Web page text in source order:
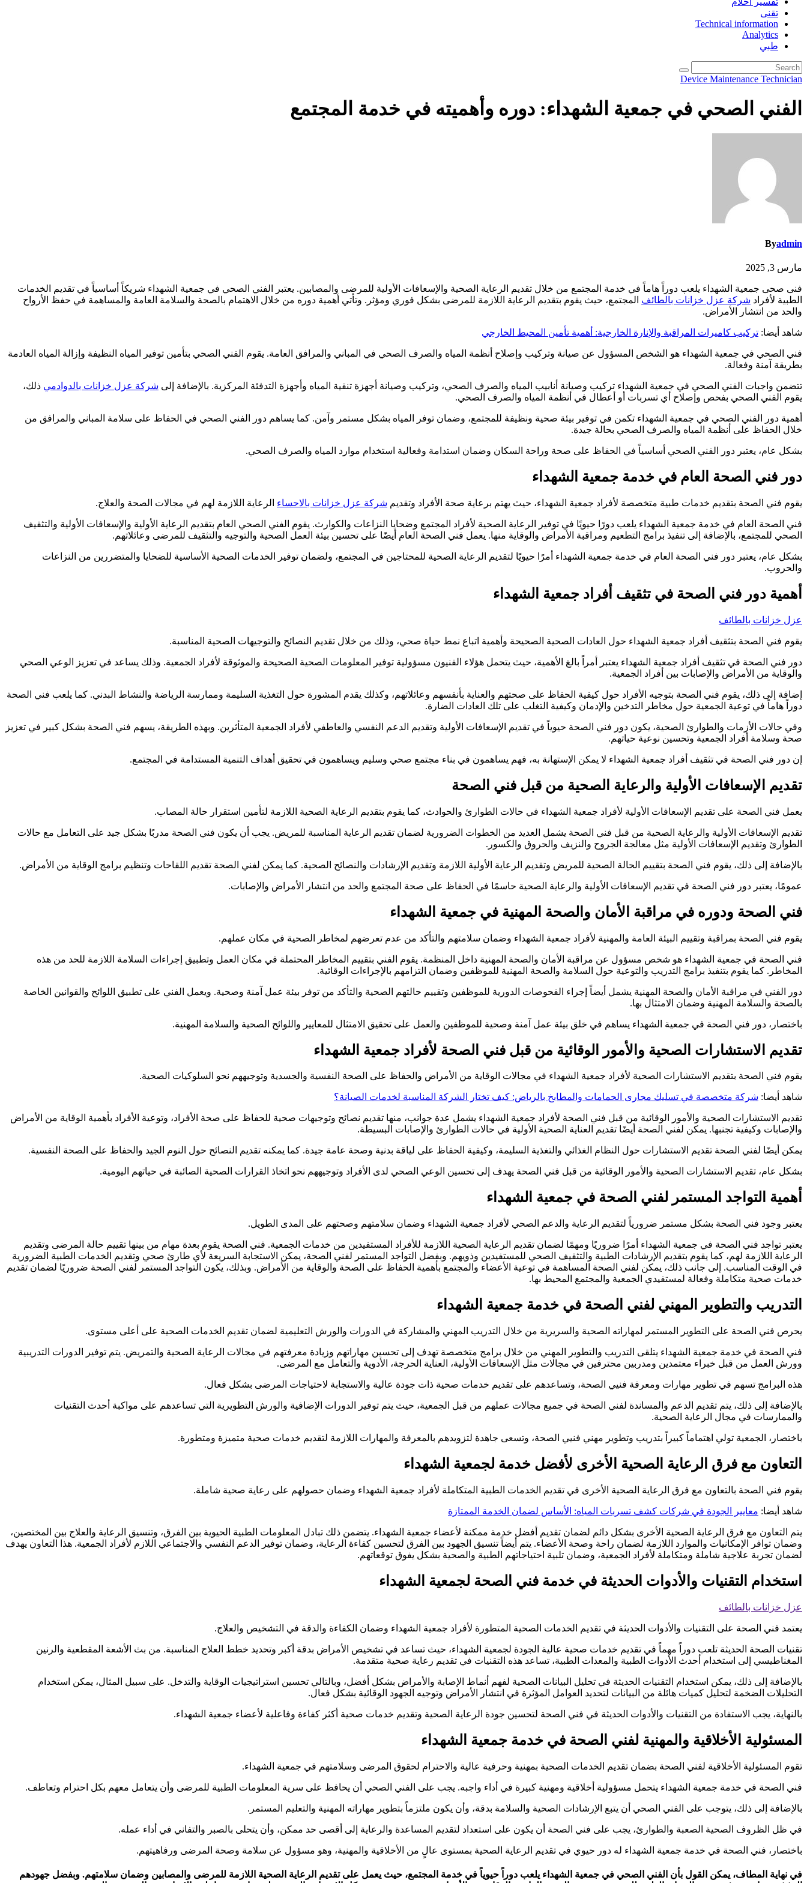
تقنى
Technical information
Analytics
طبي
Device Maintenance Technician
الفني الصحي في جمعية الشهداء: دوره وأهميته في خدمة المجتمع
Byadmin
مارس 3, 2025
فنى صحى جمعية الشهداء يلعب دوراً هاماً في خدمة المجتمع من خلال تقديم الرعاية الصحية والإسعافات الأولية للمرضى والمصابين. يعتبر الفني الصحي في جمعية الشهداء شريكاً أساسياً في تقديم الخدمات
الطبية لأفراد شركة عزل خزانات بالطائف المجتمع، حيث يقوم بتقديم الرعاية اللازمة للمرضى بشكل فوري ومؤثر. وتأتي أهمية دوره من خلال الاهتمام بالصحة والسلامة العامة والمساهمة في حفظ الأرواح
والحد من انتشار الأمراض.
شاهد أيضا: تركيب كاميرات المراقبة والإنارة الخارجية: أهمية تأمين المحيط الخارجي
فني الصحي في جمعية الشهداء هو الشخص المسؤول عن صيانة وتركيب وإصلاح أنظمة المياه والصرف الصحي في المباني والمرافق العامة. يقوم الفني الصحي بتأمين توفير المياه النظيفة وإزالة المياه العادمة
بطريقة آمنة وفعالة.
تتضمن واجبات الفني الصحي في جمعية الشهداء تركيب وصيانة أنابيب المياه والصرف الصحي، وتركيب وصيانة أجهزة تنقية المياه وأجهزة التدفئة المركزية. بالإضافة إلى شركة عزل خزانات بالدوادمي ذلك،
يقوم الفني الصحي بفحص وإصلاح أي تسربات أو أعطال في أنظمة المياه والصرف الصحي.
أهمية دور الفني الصحي في جمعية الشهداء تكمن في توفير بيئة صحية ونظيفة للمجتمع، وضمان توفر المياه بشكل مستمر وآمن. كما يساهم دور الفني الصحي في الحفاظ على سلامة المباني والمرافق من
خلال الحفاظ على أنظمة المياه والصرف الصحي بحالة جيدة.
بشكل عام، يعتبر دور الفني الصحي أساسياً في الحفاظ على صحة وراحة السكان وضمان استدامة وفعالية استخدام موارد المياه والصرف الصحي.
دور فني الصحة العام في خدمة جمعية الشهداء
يقوم فني الصحة بتقديم خدمات طبية متخصصة لأفراد جمعية الشهداء، حيث يهتم برعاية صحة الأفراد وتقديم شركة عزل خزانات بالاحساء الرعاية اللازمة لهم في مجالات الصحة والعلاج.
فني الصحة العام في خدمة جمعية الشهداء يلعب دورًا حيويًا في توفير الرعاية الصحية لأفراد المجتمع وضحايا النزاعات والكوارث. يقوم الفني الصحي العام بتقديم الرعاية الأولية والإسعافات الأولية والتثقيف
الصحي للمجتمع، بالإضافة إلى تنفيذ برامج التطعيم ومراقبة الأمراض والوقاية منها. يعمل فني الصحة العام أيضًا على تحسين بيئة العمل الصحية والتوجيه والتثقيف للمرضى وعائلاتهم.
بشكل عام، يعتبر دور فني الصحة العام في خدمة جمعية الشهداء أمرًا حيويًا لتقديم الرعاية الصحية للمحتاجين في المجتمع، ولضمان توفير الخدمات الصحية الأساسية للضحايا والمتضررين من النزاعات
والحروب.
أهمية دور فني الصحة في تثقيف أفراد جمعية الشهداء
عزل خزانات بالطائف
يقوم فني الصحة بتثقيف أفراد جمعية الشهداء حول العادات الصحية الصحيحة وأهمية اتباع نمط حياة صحي، وذلك من خلال تقديم النصائح والتوجيهات الصحية المناسبة.
دور فني الصحة في تثقيف أفراد جمعية الشهداء يعتبر أمراً بالغ الأهمية، حيث يتحمل هؤلاء الفنيون مسؤولية توفير المعلومات الصحية الصحيحة والموثوقة لأفراد الجمعية. وذلك يساعد في تعزيز الوعي الصحي
والوقاية من الأمراض والإصابات بين أفراد الجمعية.
إضافة إلى ذلك، يقوم فني الصحة بتوجيه الأفراد حول كيفية الحفاظ على صحتهم والعناية بأنفسهم وعائلاتهم، وكذلك يقدم المشورة حول التغذية السليمة وممارسة الرياضة والنشاط البدني. كما يلعب فني الصحة
دوراً هاماً في توعية الجمعية حول مخاطر التدخين والإدمان وكيفية التغلب على تلك العادات الضارة.
وفي حالات الأزمات والطوارئ الصحية، يكون دور فني الصحة حيوياً في تقديم الإسعافات الأولية وتقديم الدعم النفسي والعاطفي لأفراد الجمعية المتأثرين. وبهذه الطريقة، يسهم فني الصحة بشكل كبير في تعزيز
صحة وسلامة أفراد الجمعية وتحسين نوعية حياتهم.
إن دور فني الصحة في تثقيف أفراد جمعية الشهداء لا يمكن الإستهانة به، فهم يساهمون في بناء مجتمع صحي وسليم ويساهمون في تحقيق أهداف التنمية المستدامة في المجتمع.
تقديم الإسعافات الأولية والرعاية الصحية من قبل فني الصحة
يعمل فني الصحة على تقديم الإسعافات الأولية لأفراد جمعية الشهداء في حالات الطوارئ والحوادث، كما يقوم بتقديم الرعاية الصحية اللازمة لتأمين استقرار حالة المصاب.
تقديم الإسعافات الأولية والرعاية الصحية من قبل فني الصحة يشمل العديد من الخطوات الضرورية لضمان تقديم الرعاية المناسبة للمريض. يجب أن يكون فني الصحة مدربًا بشكل جيد على التعامل مع حالات
الطوارئ وتقديم الإسعافات الأولية مثل معالجة الجروح والنزيف والحروق والكسور.
بالإضافة إلى ذلك، يقوم فني الصحة بتقييم الحالة الصحية للمريض وتقديم الرعاية الأولية اللازمة وتقديم الإرشادات والنصائح الصحية. كما يمكن لفني الصحة تقديم اللقاحات وتنظيم برامج الوقاية من الأمراض.
عمومًا، يعتبر دور فني الصحة في تقديم الإسعافات الأولية والرعاية الصحية حاسمًا في الحفاظ على صحة المجتمع والحد من انتشار الأمراض والإصابات.
فني الصحة ودوره في مراقبة الأمان والصحة المهنية في جمعية الشهداء
يقوم فني الصحة بمراقبة وتقييم البيئة العامة والمهنية لأفراد جمعية الشهداء وضمان سلامتهم والتأكد من عدم تعرضهم لمخاطر الصحية في مكان عملهم.
فني الصحة في جمعية الشهداء هو شخص مسؤول عن مراقبة الأمان والصحة المهنية داخل المنظمة. يقوم الفني بتقييم المخاطر المحتملة في مكان العمل وتطبيق إجراءات السلامة اللازمة للحد من هذه
المخاطر. كما يقوم بتنفيذ برامج التدريب والتوعية حول السلامة والصحة المهنية للموظفين وضمان التزامهم بالإجراءات الوقائية.
دور الفني في مراقبة الأمان والصحة المهنية يشمل أيضاً إجراء الفحوصات الدورية للموظفين وتقييم حالتهم الصحية والتأكد من توفر بيئة عمل آمنة وصحية. ويعمل الفني على تطبيق اللوائح والقوانين الخاصة
بالصحة والسلامة المهنية وضمان الامتثال بها.
باختصار، دور فني الصحة في جمعية الشهداء يساهم في خلق بيئة عمل آمنة وصحية للموظفين والعمل على تحقيق الامتثال للمعايير واللوائح الصحية والسلامة المهنية.
تقديم الاستشارات الصحية والأمور الوقائية من قبل فني الصحة لأفراد جمعية الشهداء
يقوم فني الصحة بتقديم الاستشارات الصحية لأفراد جمعية الشهداء في مجالات الوقاية من الأمراض والحفاظ على الصحة النفسية والجسدية وتوجيههم نحو السلوكيات الصحية.
شاهد أيضا: شركة متخصصة في تسليك مجارى الحمامات والمطابخ بالرياض: كيف تختار الشركة المناسبة لخدمات الصيانة؟
تقديم الاستشارات الصحية والأمور الوقائية من قبل فني الصحة لأفراد جمعية الشهداء يشمل عدة جوانب، منها تقديم نصائح وتوجيهات صحية للحفاظ على صحة الأفراد، وتوعية الأفراد بأهمية الوقاية من الأمراض
والإصابات وكيفية تجنبها. يمكن لفني الصحة أيضًا تقديم العناية الصحية الأولية في حالات الطوارئ والإصابات البسيطة.
يمكن أيضًا لفني الصحة تقديم الاستشارات حول النظام الغذائي والتغذية السليمة، وكيفية الحفاظ على لياقة بدنية وصحة عامة جيدة. كما يمكنه تقديم النصائح حول النوم الجيد والحفاظ على الصحة النفسية.
بشكل عام، تقديم الاستشارات الصحية والأمور الوقائية من قبل فني الصحة يهدف إلى تحسين الوعي الصحي لدى الأفراد وتوجيههم نحو اتخاذ القرارات الصحية الصائبة في حياتهم اليومية.
أهمية التواجد المستمر لفني الصحة في جمعية الشهداء
يعتبر وجود فني الصحة بشكل مستمر ضرورياً لتقديم الرعاية والدعم الصحي لأفراد جمعية الشهداء وضمان سلامتهم وصحتهم على المدى الطويل.
يعتبر تواجد فني الصحة في جمعية الشهداء أمرًا ضروريًا ومهمًا لضمان تقديم الرعاية الصحية اللازمة للأفراد المستفيدين من خدمات الجمعية. فني الصحة يقوم بعدة مهام من بينها تقييم حالة المرضى وتقديم
الرعاية اللازمة لهم، كما يقوم بتقديم الإرشادات الطبية والتثقيف الصحي للمستفيدين وذويهم. وبفضل التواجد المستمر لفني الصحة، يمكن الاستجابة السريعة لأي طارئ صحي وتقديم الخدمات الطبية الضرورية
في الوقت المناسب. إلى جانب ذلك، يمكن لفني الصحة المساهمة في توعية الأعضاء والمجتمع بأهمية الحفاظ على الصحة والوقاية من الأمراض. وبذلك، يكون التواجد المستمر لفني الصحة ضروريًا لضمان تقديم
خدمات صحية متكاملة وفعالة لمستفيدي الجمعية والمجتمع المحيط بها.
التدريب والتطوير المهني لفني الصحة في خدمة جمعية الشهداء
يحرص فني الصحة على التطوير المستمر لمهاراته الصحية والسريرية من خلال التدريب المهني والمشاركة في الدورات والورش التعليمية لضمان تقديم الخدمات الصحية على أعلى مستوى.
فني الصحة في خدمة جمعية الشهداء يتلقى التدريب والتطوير المهني من خلال برامج متخصصة تهدف إلى تحسين مهاراتهم وزيادة معرفتهم في مجالات الرعاية الصحية والتمريض. يتم توفير الدورات التدريبية
وورش العمل من قبل خبراء معتمدين ومدربين محترفين في مجالات مثل الإسعافات الأولية، العناية الحرجة، الأدوية والتعامل مع المرضى.
هذه البرامج تسهم في تطوير مهارات ومعرفة فنيي الصحة، وتساعدهم على تقديم خدمات صحية ذات جودة عالية والاستجابة لاحتياجات المرضى بشكل فعال.
بالإضافة إلى ذلك، يتم تقديم الدعم والمساندة لفني الصحة في جميع مجالات عملهم من قبل الجمعية، حيث يتم توفير الدورات الإضافية والورش التطويرية التي تساعدهم على مواكبة أحدث التقنيات
والممارسات في مجال الرعاية الصحية.
باختصار، الجمعية تولي اهتماماً كبيراً بتدريب وتطوير مهني فنيي الصحة، وتسعى جاهدة لتزويدهم بالمعرفة والمهارات اللازمة لتقديم خدمات صحية متميزة ومتطورة.
التعاون مع فرق الرعاية الصحية الأخرى لأفضل خدمة لجمعية الشهداء
يقوم فني الصحة بالتعاون مع فرق الرعاية الصحية الأخرى في تقديم الخدمات الطبية المتكاملة لأفراد جمعية الشهداء وضمان حصولهم على رعاية صحية شاملة.
شاهد أيضا: معايير الجودة في شركات كشف تسربات المياه: الأساس لضمان الخدمة الممتازة
يتم التعاون مع فرق الرعاية الصحية الأخرى بشكل دائم لضمان تقديم أفضل خدمة ممكنة لأعضاء جمعية الشهداء. يتضمن ذلك تبادل المعلومات الطبية الحيوية بين الفرق، وتنسيق الرعاية والعلاج بين المختصين،
وضمان توافر الإمكانيات والموارد اللازمة لضمان راحة وصحة الأعضاء. يتم أيضاً تنسيق الجهود بين الفرق لتحسين كفاءة الرعاية، وضمان توفير الدعم النفسي والاجتماعي اللازم لأفراد الجمعية. هذا التعاون يهدف
لضمان تجربة علاجية شاملة ومتكاملة لأفراد الجمعية، وضمان تلبية احتياجاتهم الطبية والصحية بشكل يفوق توقعاتهم.
استخدام التقنيات والأدوات الحديثة في خدمة فني الصحة لجمعية الشهداء
عزل خزانات بالطائف
يعتمد فني الصحة على التقنيات والأدوات الحديثة في تقديم الخدمات الصحية المتطورة لأفراد جمعية الشهداء وضمان الكفاءة والدقة في التشخيص والعلاج.
تقنيات الصحة الحديثة تلعب دوراً مهماً في تقديم خدمات صحية عالية الجودة لجمعية الشهداء، حيث تساعد في تشخيص الأمراض بدقة أكبر وتحديد خطط العلاج المناسبة. من بث الأشعة المقطعية والرنين
المغناطيسي إلى استخدام أحدث الأدوات الطبية والمعدات الطبية، تساعد هذه التقنيات في تقديم رعاية صحية متقدمة.
بالإضافة إلى ذلك، يمكن استخدام التقنيات الحديثة في تحليل البيانات الصحية لفهم أنماط الإصابة والأمراض بشكل أفضل، وبالتالي تحسين استراتيجيات الوقاية والتدخل. على سبيل المثال، يمكن استخدام
التحليلات الضخمة لتحليل كميات هائلة من البيانات لتحديد العوامل المؤثرة في انتشار الأمراض وتوجيه الجهود الوقائية بشكل فعال.
بالنهاية، يجب الاستفادة من التقنيات والأدوات الحديثة في فني الصحة لتحسين جودة الرعاية الصحية وتقديم خدمات صحية أكثر كفاءة وفاعلية لأعضاء جمعية الشهداء.
المسئولية الأخلاقية والمهنية لفني الصحة في خدمة جمعية الشهداء
تقوم المسئولية الأخلاقية لفني الصحة بضمان تقديم الخدمات الصحية بمهنية وحرفية عالية والاحترام لحقوق المرضى وسلامتهم في جمعية الشهداء.
فني الصحة في خدمة جمعية الشهداء يتحمل مسؤولية أخلاقية ومهنية كبيرة في أداء واجبه. يجب على الفني الصحي أن يحافظ على سرية المعلومات الطبية للمرضى وأن يتعامل معهم بكل احترام وتعاطف.
بالإضافة إلى ذلك، يتوجب على الفني الصحي أن يتبع الإرشادات الصحية والسلامة بدقة، وأن يكون ملتزماً بتطوير مهاراته المهنية والتعليم المستمر.
في ظل الظروف الصحية الصعبة والطوارئ، يجب على فني الصحة أن يكون على استعداد لتقديم المساعدة والرعاية إلى أقصى حد ممكن، وأن يتحلى بالصبر والتفاني في أداء عمله.
باختصار، فني الصحة في خدمة جمعية الشهداء له دور حيوي في تقديم الرعاية الصحية بمستوى عالٍ من الأخلاقية والمهنية، وهو مسؤول عن سلامة وصحة المرضى ورفاهيتهم.
في نهاية المطاف، يمكن القول بأن الفني الصحي في جمعية الشهداء يلعب دوراً حيوياً في خدمة المجتمع، حيث يعمل على تقديم الرعاية الصحية اللازمة للمرضى والمصابين وضمان سلامتهم. وبفضل جهودهم